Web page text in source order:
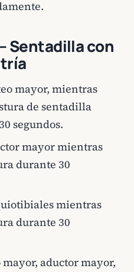
Sentadilla con
mayor, mientras
de sentadilla
segundos.
mayor mientras
durante 30
mientras
durante 30
aductor mayor,